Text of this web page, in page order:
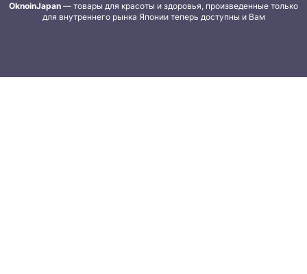
OknoinJapan — товары для красоты и здоровья, произведенные только
для внутреннего рынка Японии теперь доступны и Вам